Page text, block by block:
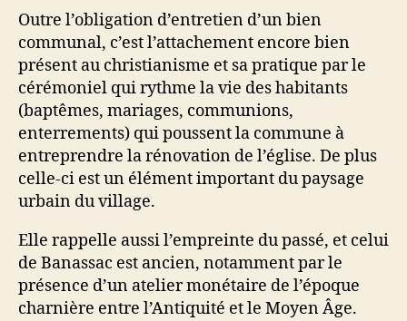
Outre l’obligation d’entretien d’un bien
communal, c’est l’attachement encore bien
présent au christianisme et sa pratique par le
cérémoniel qui rythme la vie des habitants
(baptêmes, mariages, communions,
enterrements) qui poussent la commune à
entreprendre la rénovation de l’église. De plus
celle-ci est un élément important du paysage
urbain du village.
Elle rappelle aussi l’empreinte du passé, et celui
de Banassac est ancien, notamment par le
présence d’un atelier monétaire de l’époque
charnière entre l’Antiquité et le Moyen Âge.